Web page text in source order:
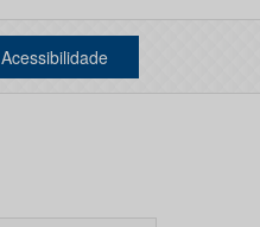
Acessibilidade